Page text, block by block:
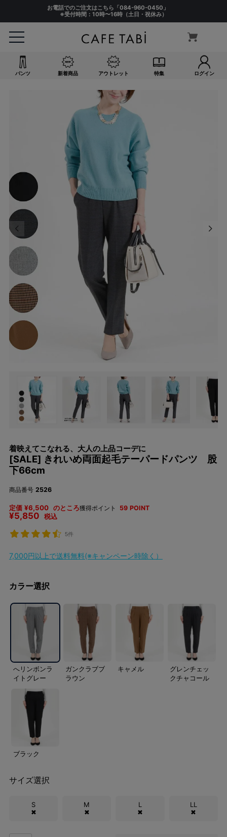
お電話でのご注文はこちら「084-960-0450 」
※受付時間：10時〜16時（土日・祝休み）
パンツ 新着商品 アウトレット 特集 ログイン
着映えてこなれる、大人の上品コーデに
[SALE] きれいめ両面起毛テーパードパンツ 股
下66cm
商品番号 2526
定価 ¥6,500 のところ
¥5,850 税込
獲得ポイント 59 POINT
5件
7,000円以上で送料無料(※キャンペーン時除く）
カラー選択
へリンボンラ
イトグレー
ガンクラブブ
ラウン
キャメル
グレンチェッ
クチャコール
ブラック
サイズ選択
S
✖
M
✖
L
✖
LL
✖